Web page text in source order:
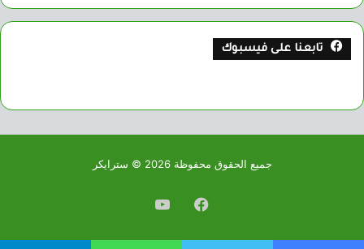
تابعنا على فيسبوك
جميع الحقوق محفوظة 2026 © سترايكر
فيسبوكيوتيوب